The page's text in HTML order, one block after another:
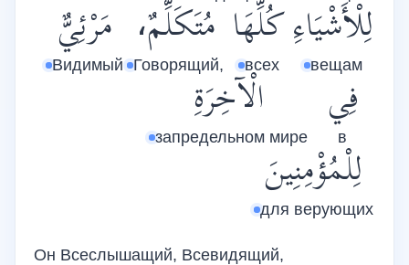
لِلْأَشْيَاءِ
вещам
كُلِّهَا
всех
مُتَكَلِّمٌ،
Говорящий,
مَرْئِيٌّ
Видимый
فِي
в
الْآخِرَةِ
запредельном мире
لِلْمُؤْمِنِينَ
для верующих
Он Всеслышащий, Всевидящий,